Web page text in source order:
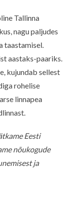
Tallinna
nagu paljudes
taastamisel.
aastaks-paariks.
kujundab sellest
rohelise
linnapea
Eesti
nõukogude
ja